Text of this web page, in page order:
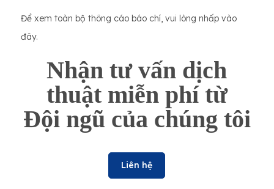
Để xem toàn bộ thông cáo báo chí, vui lòng nhấp vào
đây.
Nhận tư vấn dịch
thuật miễn phí từ
Đội ngũ của chúng tôi
Liên hệ